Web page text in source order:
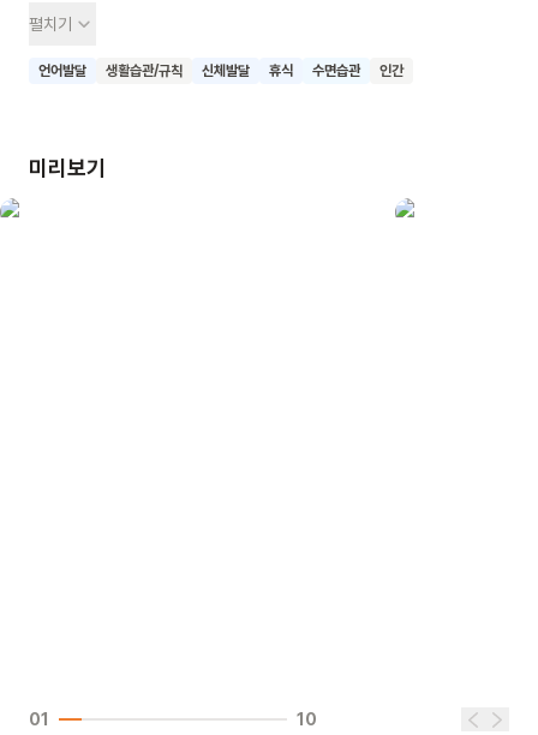
노란 꼬까옷을 입고 머리핀도 꽂아요. 기저귀를 차고 누워있던
아기가 나중에는 뒤뚱뒤뚱 걸을 수 있게 되기도 해요. 아기
평화로운 분위기를 만들어줘요. 이 책은 아기의 잠을 통해 생명의
성장과 회복, 그리고 세상의 따뜻한 사랑을 표현하고 있어요.
펼치기
언어발달 생활습관/규칙 신체발달 휴식 수면습관 인간
미리보기
01 10